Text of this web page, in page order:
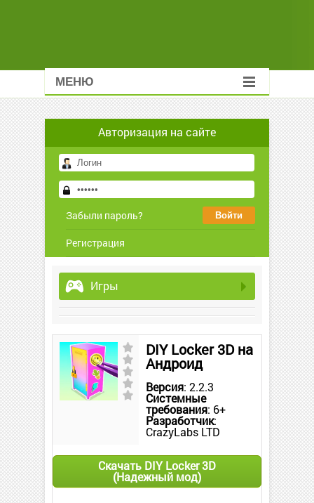
МЕНЮ
Авторизация на сайте
Забыли пароль?
Регистрация
Игры
DIY Locker 3D на
Андроид
Версия: 2.2.3
Системные
требования: 6+
Разработчик:
CrazyLabs LTD
Скачать DIY Locker 3D
(Надежный мод)